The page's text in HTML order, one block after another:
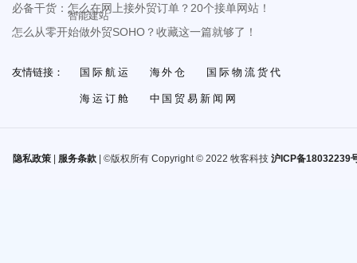
必备干货：怎么在网上接外贸订单？20个接单网站！
怎么从零开始做外贸SOHO？收藏这一篇就够了！
智能建站
友情链接： 国际航运 海外仓 国际物流货代
海运订舱 中国贸易新闻网
隐私政策| 服务条款| ©版权所有 Copyright © 2022 牧客科技 沪ICP备18032239